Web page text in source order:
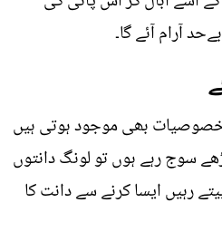
آرام آئے گا۔
بھی موجود ہوتی ہیں
سوج رہے ہوں تو لونگ دانتوں
رہیں ایسا کرنے سے دانت کا